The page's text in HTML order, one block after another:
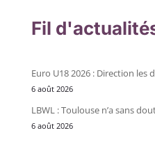
Fil
Euro U18 2026 : Direction les
6 août 2026
LBWL : Toulouse n’a sans
6 août 2026